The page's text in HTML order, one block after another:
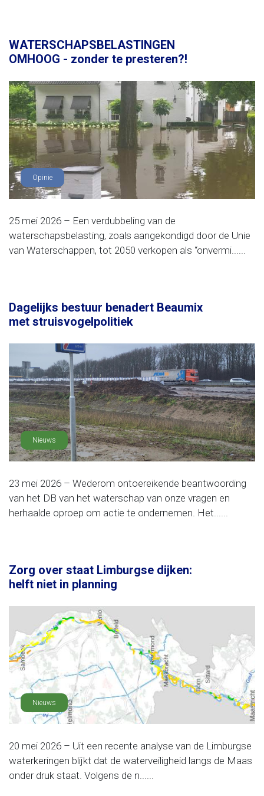
WATERSCHAPSBELASTINGEN
OMHOOG - zonder te presteren?!
Opinie
25 mei 2026 – Een verdubbeling van de
waterschapsbelasting, zoals aangekondigd door de Unie
van Waterschappen, tot 2050 verkopen als “onvermi......
Dagelijks bestuur benadert Beaumix
met struisvogelpolitiek
Nieuws
23 mei 2026 – Wederom ontoereikende beantwoording
van het DB van het waterschap van onze vragen en
herhaalde oproep om actie te ondernemen. Het......
Zorg over staat Limburgse dijken:
helft niet in planning
Nieuws
20 mei 2026 – Uit een recente analyse van de Limburgse
waterkeringen blijkt dat de waterveiligheid langs de Maas
onder druk staat. Volgens de n......